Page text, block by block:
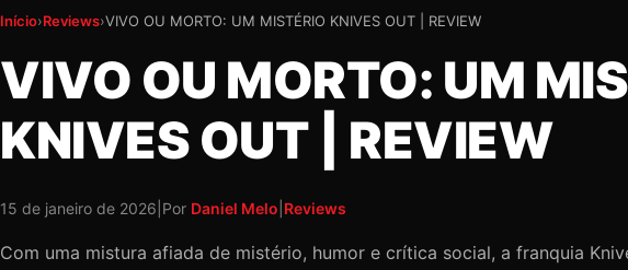
Início›Reviews›VIVO OU MORTO: UM MISTÉRIO KNIVES OUT | REVIEW
VIVO OU MORTO: UM
KNIVES OUT | REVIEW
15 de janeiro de 2026 Por Daniel Melo Reviews
Com uma mistura afiada de mistério, humor e crítica social, a franquia